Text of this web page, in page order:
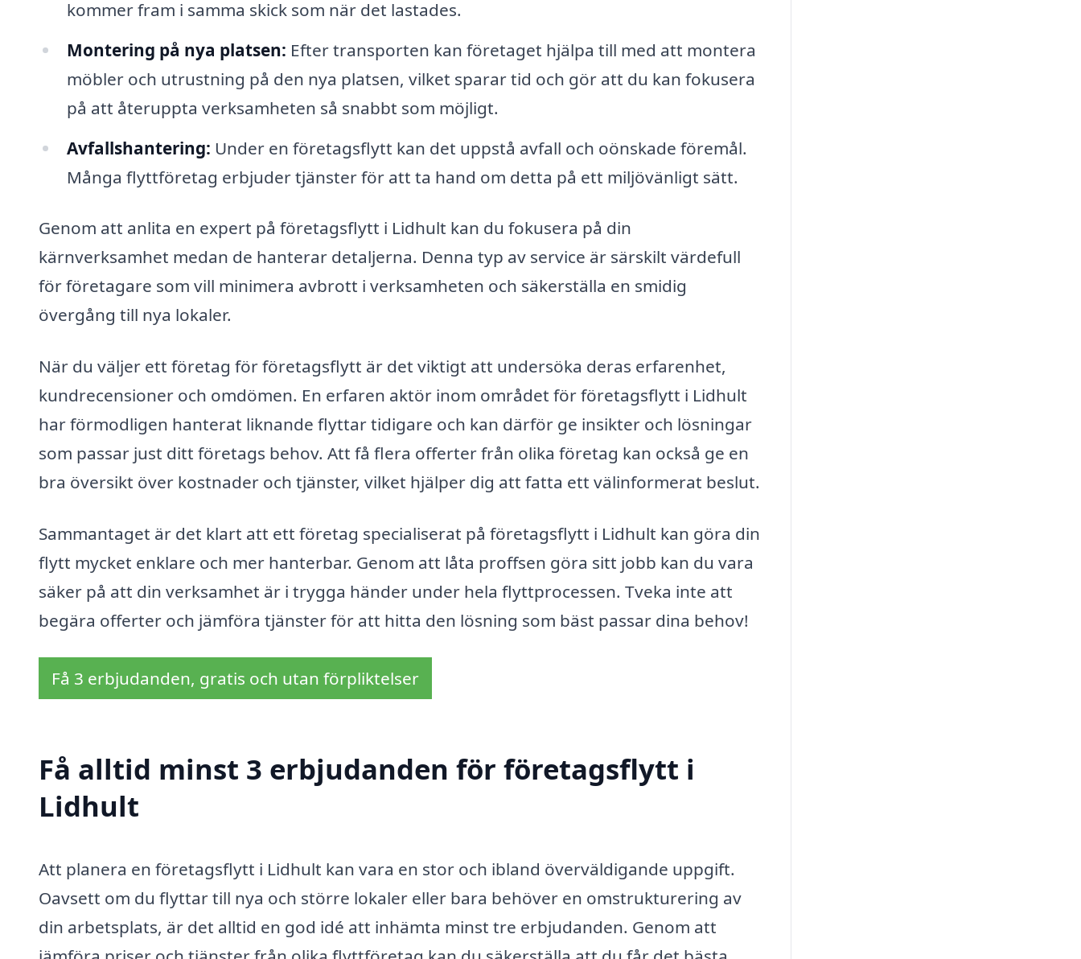
kommer fram i samma skick som när det lastades.
Montering på nya platsen: Efter transporten kan företaget hjälpa till med att montera
möbler och utrustning på den nya platsen, vilket sparar tid och gör att du kan fokusera
på att återuppta verksamheten så snabbt som möjligt.
Avfallshantering: Under en företagsflytt kan det uppstå avfall och oönskade föremål.
Många flyttföretag erbjuder tjänster för att ta hand om detta på ett miljövänligt sätt.
Genom att anlita en expert på företagsflytt i Lidhult kan du fokusera på din
kärnverksamhet medan de hanterar detaljerna. Denna typ av service är särskilt värdefull
för företagare som vill minimera avbrott i verksamheten och säkerställa en smidig
övergång till nya lokaler.
När du väljer ett företag för företagsflytt är det viktigt att undersöka deras erfarenhet,
kundrecensioner och omdömen. En erfaren aktör inom området för företagsflytt i Lidhult
har förmodligen hanterat liknande flyttar tidigare och kan därför ge insikter och lösningar
som passar just ditt företags behov. Att få flera offerter från olika företag kan också ge en
bra översikt över kostnader och tjänster, vilket hjälper dig att fatta ett välinformerat beslut.
Sammantaget är det klart att ett företag specialiserat på företagsflytt i Lidhult kan göra din
flytt mycket enklare och mer hanterbar. Genom att låta proffsen göra sitt jobb kan du vara
säker på att din verksamhet är i trygga händer under hela flyttprocessen. Tveka inte att
begära offerter och jämföra tjänster för att hitta den lösning som bäst passar dina behov!
Få 3 erbjudanden, gratis och utan förpliktelser
Få alltid minst 3 erbjudanden för företagsflytt i
Lidhult
Att planera en företagsflytt i Lidhult kan vara en stor och ibland överväldigande uppgift.
Oavsett om du flyttar till nya och större lokaler eller bara behöver en omstrukturering av
din arbetsplats, är det alltid en god idé att inhämta minst tre erbjudanden. Genom att